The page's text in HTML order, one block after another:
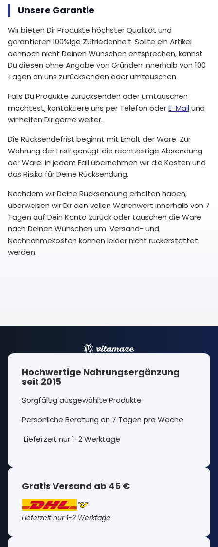
Unsere Garantie
Wir bieten Dir Produkte höchster Qualität und
garantieren 100%ige Zufriedenheit. Sollte ein Artikel
dennoch nicht Deinen Wünschen entsprechen, kannst
Du diesen ohne Angabe von Gründen innerhalb von 100
Tagen an uns zurücksenden oder umtauschen.
Falls Du Produkte zurücksenden oder umtauschen
möchtest, kontaktiere uns per Telefon oderE-Mailund
wir helfen Dir gerne weiter.
Die Rücksendefrist beginnt mit Erhalt der Ware. Zur
Wahrung der Frist genügt die rechtzeitige Absendung
der Ware. In jedem Fall übernehmen wir die Kosten und
das Risiko für Deine Rücksendung.
Nachdem wir Deine Rücksendung erhalten haben,
überweisen wir Dir den vollen Warenwert innerhalb von 7
Tagen auf Dein Konto zurück oder tauschen die Ware
nach Deinen Wünschen um. Versand- und
Nachnahmekosten können leider nicht rückerstattet
werden.
Hochwertige Nahrungsergänzung
seit 2015
Sorgfältig ausgewählte Produkte
Persönliche Beratung an 7 Tagen pro Woche
Lieferzeit nur 1-2 Werktage
Gratis Versand ab 45 €
Lieferzeit nur 1-2 Werktage